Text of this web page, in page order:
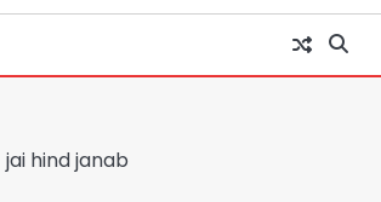
jai hind janab